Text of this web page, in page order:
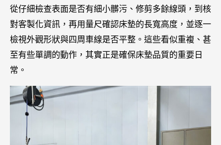
從仔細檢查表面是否有細小髒污、修剪多餘線頭，到核
對客製化資訊，再用量尺確認床墊的長寬高度，並逐一
檢視外觀形狀與四周車線是否平整。這些看似重複、甚
至有些單調的動作，其實正是確保床墊品質的重要日
常。